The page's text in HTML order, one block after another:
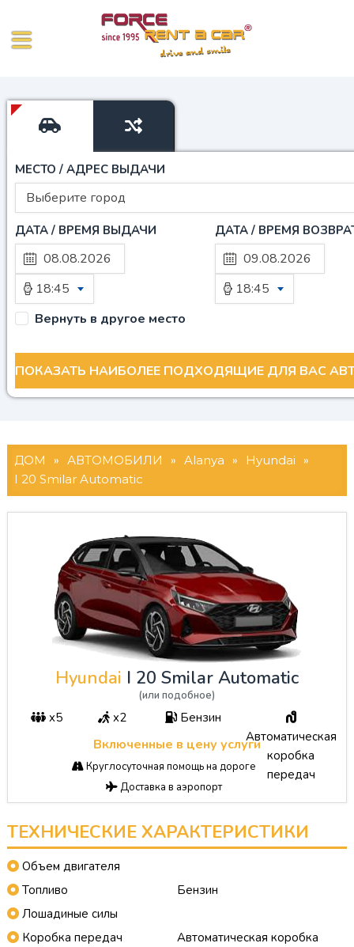
МЕСТО / АДРЕС ВЫДАЧИ
Выберите город
ДАТА / ВРЕМЯ ВЫДАЧИ
18:45
ДАТА / ВРЕМЯ
18:45
Вернуть в другое место
ДОМ » АВТОМОБИЛИ » Alanya » Hyundai »
I 20 Smilar Automatic
Hyundai I 20 Smilar Automatic
(или подобное)
x5 x2
Бензин
Автоматическая
коробка
передач
Включенные в цену услуги
Круглосуточная помощь на дороге
Доставка в аэропорт
ТЕХНИЧЕСКИЕ ХАРАКТЕРИСТИКИ
Объем двигателя
Топливо
Бензин
Лошадиные силы
Коробка передач
Автоматическая коробка